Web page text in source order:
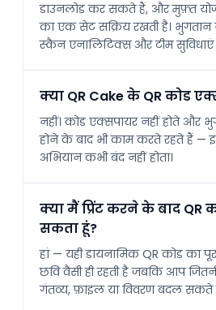
डाउनलोड कर सकते हैं, और मुफ़्त
का एक सेट सक्रिय रखती है।
स्कैन एनालिटिक्स और टीम सुविधाएं
क्या QR Cake के QR कोड
नहीं। कोड एक्सपायर नहीं होते और
होने के बाद भी काम करते रहते हैं —
अभियान कभी बंद नहीं होता।
क्या मैं प्रिंट करने के बाद QR
सकता हूं?
हां — यही डायनामिक QR कोड का
छवि वैसी ही रहती है जबकि आप
गंतव्य, फ़ाइल या विवरण बदल सकते